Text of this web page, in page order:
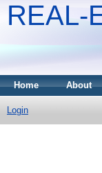
REAL-
Home About
Login